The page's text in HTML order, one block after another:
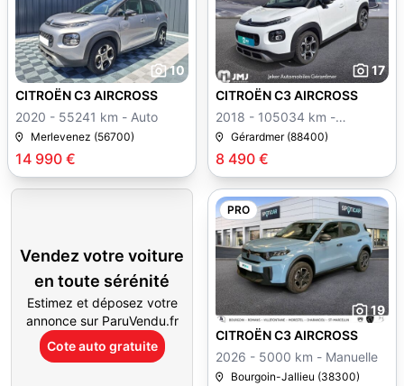
10
14 990 €
CITROËN C3 AIRCROSS
2020 - 55241 km - Auto
Merlevenez (56700)
17
8 490 €
CITROËN C3 AIRCROSS
2018 - 105034 km -
Manuelle
Gérardmer (88400)
Vendez votre voiture
en toute sérénité
Estimez et déposez votre
annonce sur ParuVendu.fr
Cote auto gratuite
PRO
19
CITROËN C3 AIRCROSS
2026 - 5000 km - Manuelle
Bourgoin-Jallieu (38300)